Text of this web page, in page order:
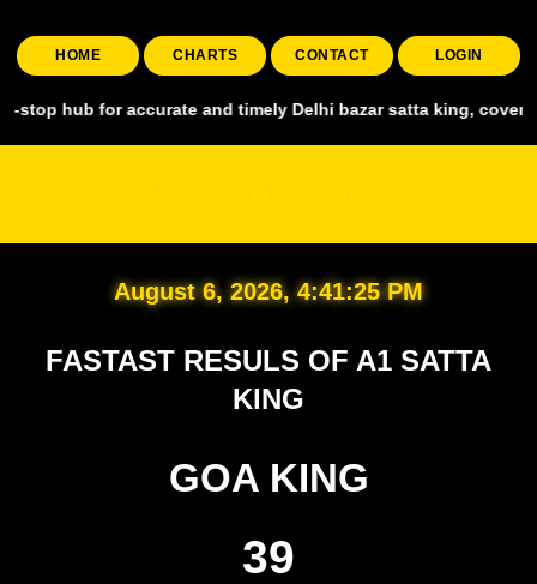
HOME CHARTS CONTACT LOGIN
for accurate and timely Delhi bazar satta king, covering all
August 6, 2026, 4:41:26 PM
FASTAST RESULS OF A1 SATTA
KING
GOA KING
39